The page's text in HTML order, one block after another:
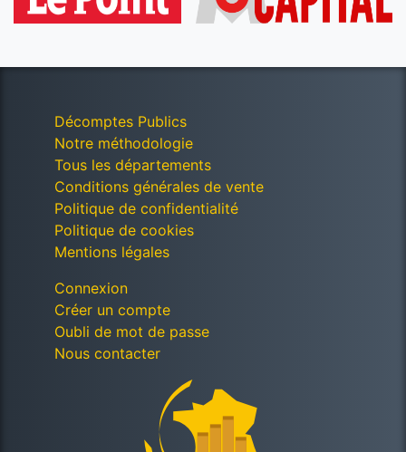
Décomptes Publics
Notre méthodologie
Tous les départements
Conditions générales de vente
Politique de confidentialité
Politique de cookies
Mentions légales
Connexion
Créer un compte
Oubli de mot de passe
Nous contacter